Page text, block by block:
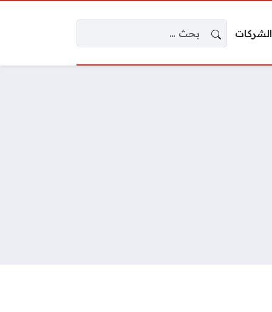
الشركات
البحث عن: